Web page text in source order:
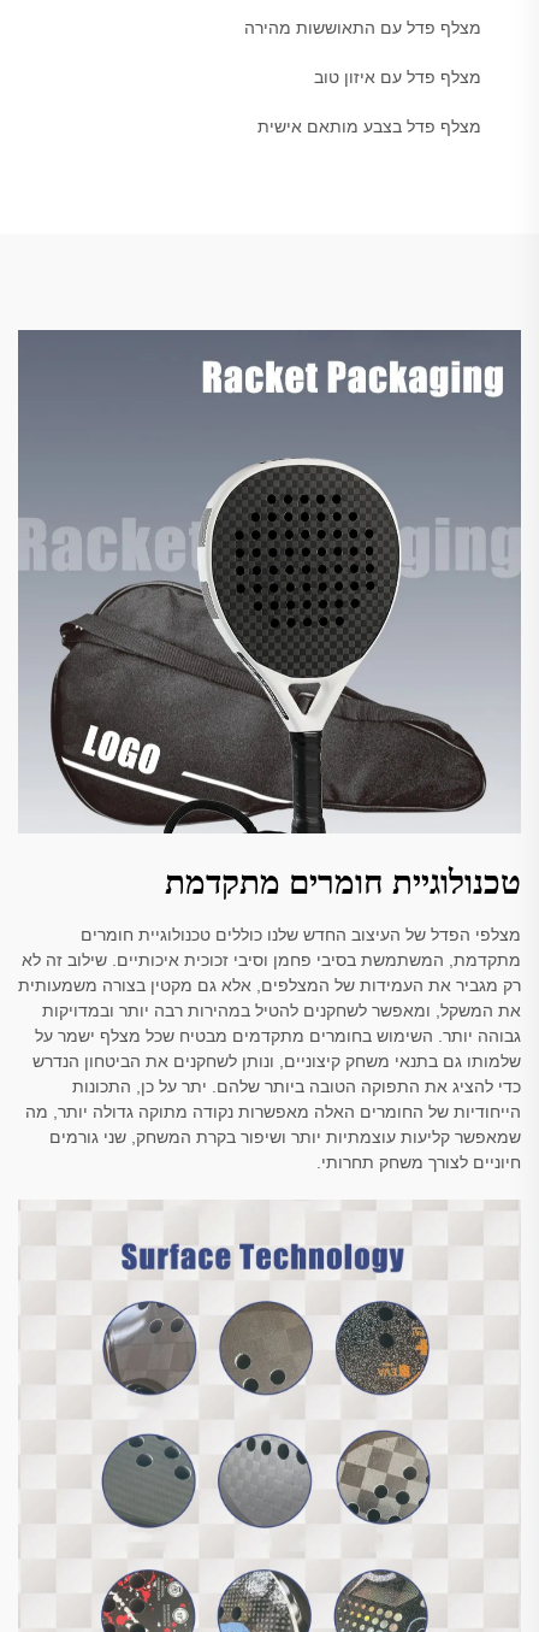
מצלף פדל עם התאוששות מהירה
מצלף פדל עם איזון טוב
מצלף פדל בצבע מותאם אישית
טכנולוגיית חומרים מתקדמת
מצלפי הפדל של העיצוב החדש שלנו כוללים טכנולוגיית חומרים
מתקדמת, המשתמשת בסיבי פחמן וסיבי זכוכית איכותיים. שילוב זה לא
רק מגביר את העמידות של המצלפים, אלא גם מקטין בצורה משמעותית
את המשקל, ומאפשר לשחקנים להטיל במהירות רבה יותר ובמדויקות
גבוהה יותר. השימוש בחומרים מתקדמים מבטיח שכל מצלף ישמר על
שלמותו גם בתנאי משחק קיצוניים, ונותן לשחקנים את הביטחון הנדרש
כדי להציג את התפוקה הטובה ביותר שלהם. יתר על כן, התכונות
הייחודיות של החומרים האלה מאפשרות נקודה מתוקה גדולה יותר, מה
שמאפשר קליעות עוצמתיות יותר ושיפור בקרת המשחק, שני גורמים
חיוניים לצורך משחק תחרותי.